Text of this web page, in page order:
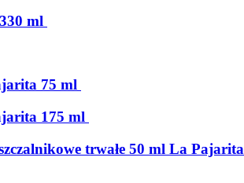
ml
75 ml
175 ml
trwałe 50 ml La Pajarita